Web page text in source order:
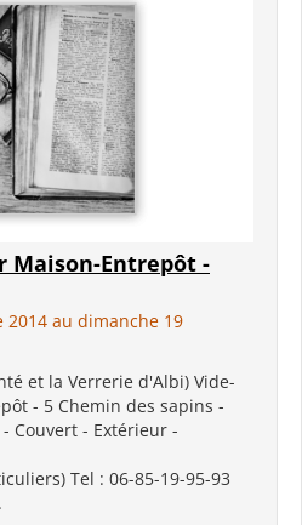
Maison-Entrepôt -
2014 au dimanche 19
et la Verrerie d'Albi) Vide-
- 5 Chemin des sapins -
Couvert - Extérieur -
Tel : 06-85-19-95-93